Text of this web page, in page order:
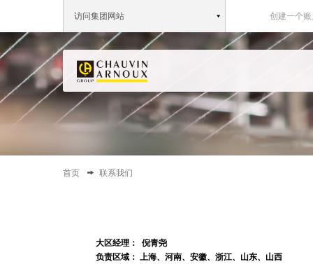
访问集团网站 创建一个
首页 联系我们
大区经理： 倪青尧
负责区域： 上海、河南、安徽、浙江、山东、山西